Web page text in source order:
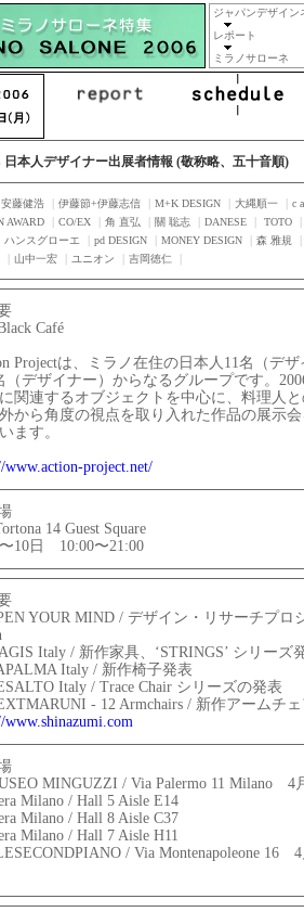
ジャパンデザイン
レポート
ミラノサローネ
日本人デザイナー出展者情報 (敬称略、五十音順)
安藤健浩 伊藤節+伊藤志信 M+K DESIGN 大縄順一
c
AWARD CO/EX 角 直弘 關 聡志 DANESE TOTO
ハンスグローエ pd DESIGN MONEY DESIGN 森 雅規
山中一宏 ユニオン 吉岡徳仁
Café
Projectは、ミラノ在住の日本人11名（デ
（デザイナー）からなるグループです。
関連するオブジェクトを中心に、料理人
から角度の視点を取り入れた作品の展示会
ます。
www.action-project.net/
14 Guest Square
10日 10:00〜21:00
YOUR MIND / デザイン・リサーチプ
Italy / 新作家具、‘STRINGS’ シリーズ
Italy / 新作椅子発表
Italy / Trace Chair シリーズの発表
- 12 Armchairs / 新作アームチ
www.shinazumi.com
MINGUZZI / Via Palermo 11 Milano 4
Milano / Hall 5 Aisle E14
Milano / Hall 8 Aisle C37
Milano / Hall 7 Aisle H11
/ Via Montenapoleone 16